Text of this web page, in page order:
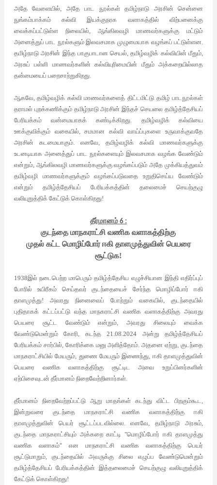
அதே வேளையில், அதே பாட நூல்கள் தமிழ்நாடு அரசின் சென்னை
நுங்கம்பாக்கம் கல்வி இயக்குநரக வளாகத்தில் விற்பனைக்கு
வைக்கப்பட்டுள்ள நிலையில், ஆங்கிலவழி மாணவர்களுக்கு மட்டும்
அனைத்துப் பாட நூல்களும் இலவசமாக முழுமையாக வழங்கப் பட்டுள்ளன.
தமிழ்நாடு அரசின் இந்த பாகுபாடான செயல், தமிழ்வழிக் கல்வியின் மீதும்,
அரசுப் பள்ளி மாணவர்களின் கல்வியுரிமையின் மீதும் அக்கறையில்லாத
தன்மையைப் பறைசாற்றுகிறது.
ஆகவே, தமிழ்வழிக் கல்வி மாணவர்களைத் திட்டமிட்டு தமிழ் பாடநூல்கள்
தராமல் புறக்கணிக்கும் தமிழ்நாடு அரசின் இந்தச் செயலை தமிழ்த்தேசியப்
பேரியக்கம் வன்மையாகக் கண்டிக்கிறது. தமிழ்வழிக் கல்வியை
ஊக்குவிக்கும் வகையில், சமமான கல்வி வாய்ப்புகளை உருவாக்குவதே
அரசின் கடமையாகும். எனவே, தமிழ்வழிக் கல்வி மாணவர்களுக்கு
உடனடியாக அனைத்துப் பாட நூல்களையும் இலவசமாக வழங்க வேண்டும்
என்றும், ஆங்கிலவழி மாணவர்களுக்கு வழங்கப்படும் அதே முக்கியத்துவம்
தமிழ்வழி மாணவர்களுக்கும் வழங்கப்படுவதை உறுதிசெய்ய வேண்டும்
என்றும் தமிழ்த்தேசியப் பேரியக்கத்தின் தலைமைச் செயற்குழு
வலியுறுத்திக் கேட்டுக் கொள்கிறது!
தீர்மானம்6 :
குடந்தை மாநகராட்சி வணிக வளாகத்திற்கு
முதல் கட்ட மொழிப்போர் ஈகி தாளமுத்துவின் பெயரை
சூட்டுக!
1938இல் நடைபெற்ற மாபெரும் தமிழ்த்தேசிய எழுச்சியான இந்தி எதிர்ப்புப்
போரில் உயிரீகம் செய்தவர் குடந்தையைச் சேர்ந்த மொழிப்போர் ஈகி
தாளமுத்து! அவரது நினைவைப் போற்றும் வகையில், குடந்தையில்
புதிதாகக் கட்டப்பட்டு வந்த மாநகராட்சி வணிக வளாகத்திற்கு அவரது
பெயரை சூட்ட வேண்டும் என்றும், அவரது சிலையும் வைக்க
வேண்டுமென்றும் கோரி, கடந்த 21.08.2024 அன்று தமிழ்த்தேசியப்
பேரியக்கம் சார்பில், கோரிக்கை மனு அளித்தோம். அதனை ஏற்று, குடந்தை
மாநகராட்சியில் மேயரும், துணை மேயரும் இணைந்து, ஈகி தாளமுத்துவின்
பெயரை வணிக வளாகத்திற்கு சூட்டிட அவை உறுப்பினர்களின்
ஏற்பிசைவுடன் தீர்மானம் நிறைவேற்றினார்கள்.
தீர்மானம் நிறைவேற்றப்பட்டு ஆறு மாதங்கள் கடந்து விட்ட பிறகும்கூட,
இன்றுவரை குடந்தை மாநகராட்சி வணிக வளாகத்திற்கு ஈகி
தாளமுத்துவின் பெயர் சூட்டப்படவில்லை. எனவே, தமிழ்நாடு அரசும்,
குடந்தை மாநகராட்சியும் அக்கறை காட்டி "மொழிப்போர் ஈகி தாளமுத்து
வணிக வளாகம்" என மாநகராட்சி வணிக வளாகத்திற்கு பெயர்
சூட்டுமாறும், குடந்தையில் அவருக்கு சிலை எழுப்ப வேண்டுமென்றும்
தமிழ்த்தேசியப் பேரியக்கத்தின் இத்தலைமைச் செயற்குழு வலியுறுத்திக்
கேட்டுக் கொள்கிறது!